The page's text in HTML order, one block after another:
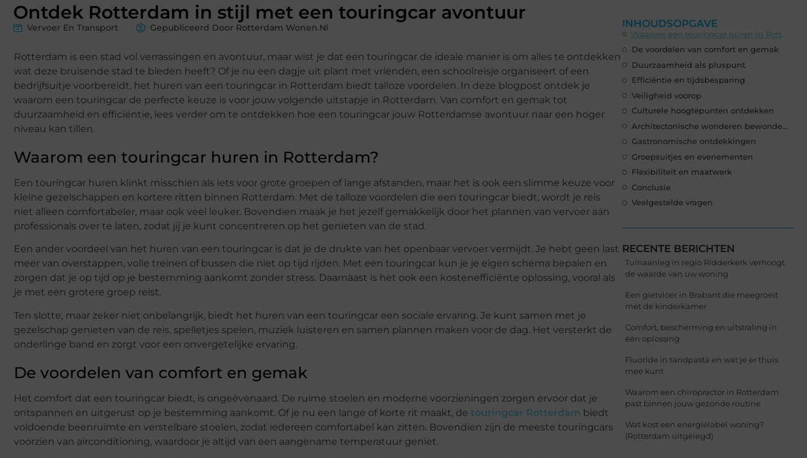
Ontdek Rotterdam in stijl met een touringcar avontuur
Vervoer En Transport Gepubliceerd Door Rotterdam Wonen.nl
Rotterdam is een stad vol verrassingen en avontuur, maar wist je dat een touringcar de ideale manier is om alles te ontdekken
wat deze bruisende stad te bieden heeft? Of je nu een dagje uit plant met vrienden, een schoolreisje organiseert of een
bedrijfsuitje voorbereidt, het huren van een touringcar in Rotterdam biedt talloze voordelen. In deze blogpost ontdek je
waarom een touringcar de perfecte keuze is voor jouw volgende uitstapje in Rotterdam. Van comfort en gemak tot
duurzaamheid en efficiëntie, lees verder om te ontdekken hoe een touringcar jouw Rotterdamse avontuur naar een hoger
niveau kan tillen.
Waarom een touringcar huren in Rotterdam?
Een touringcar huren klinkt misschien als iets voor grote groepen of lange afstanden, maar het is ook een slimme keuze voor
kleine gezelschappen en kortere ritten binnen Rotterdam. Met de talloze voordelen die een touringcar biedt, wordt je reis
niet alleen comfortabeler, maar ook veel leuker. Bovendien maak je het jezelf gemakkelijk door het plannen van vervoer aan
professionals over te laten, zodat jij je kunt concentreren op het genieten van de stad.
Een ander voordeel van het huren van een touringcar is dat je de drukte van het openbaar vervoer vermijdt. Je hebt geen last
meer van overstappen, volle treinen of bussen die niet op tijd rijden. Met een touringcar kun je je eigen schema bepalen en
zorgen dat je op tijd op je bestemming aankomt zonder stress. Daarnaast is het ook een kostenefficiënte oplossing, vooral als
je met een grotere groep reist.
Ten slotte, maar zeker niet onbelangrijk, biedt het huren van een touringcar een sociale ervaring. Je kunt samen met je
gezelschap genieten van de reis, spelletjes spelen, muziek luisteren en samen plannen maken voor de dag. Het versterkt de
onderlinge band en zorgt voor een onvergetelijke ervaring.
De voordelen van comfort en gemak
Het comfort dat een touringcar biedt, is ongeëvenaard. De ruime stoelen en moderne voorzieningen zorgen ervoor dat je
ontspannen en uitgerust op je bestemming aankomt. Of je nu een lange of korte rit maakt, de touringcar Rotterdam biedt
voldoende beenruimte en verstelbare stoelen, zodat iedereen comfortabel kan zitten. Bovendien zijn de meeste touringcars
voorzien van airconditioning, waardoor je altijd van een aangename temperatuur geniet.
INHOUDSOPGAVE
Waarom een touringcar huren in Rotterdam?
De voordelen van comfort en gemak
Duurzaamheid als pluspunt
Efficiëntie en tijdsbesparing
Veiligheid voorop
Culturele hoogtepunten ontdekken
Architectonische wonderen bewonderen
Gastronomische ontdekkingen
Groepsuitjes en evenementen
Flexibiliteit en maatwerk
Conclusie
Veelgestelde vragen
RECENTE BERICHTEN
Tuinaanleg in regio Ridderkerk verhoogt
de waarde van uw woning
Een gietvloer in Brabant die meegroeit
met de kinderkamer
Comfort, bescherming en uitstraling in
één oplossing
Fluoride in tandpasta en wat je er thuis
mee kunt
Waarom een chiropractor in Rotterdam
past binnen jouw gezonde routine
Wat kost een energielabel woning?
(Rotterdam uitgelegd)